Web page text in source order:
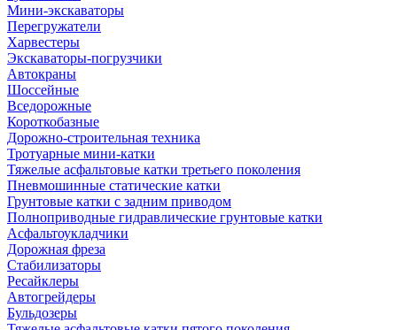
Мини-экскаваторы
Перегружатели
Харвестеры
Экскаваторы-погрузчики
Автокраны
Шоссейные
Вседорожные
Короткобазные
Дорожно-строительная техника
Тротуарные мини-катки
Тяжелые асфальтовые катки третьего поколения
Пневмошинные статические катки
Грунтовые катки с задним приводом
Полноприводные гидравлические грунтовые катки
Асфальтоукладчики
Дорожная фреза
Стабилизаторы
Ресайклеры
Автогрейдеры
Бульдозеры